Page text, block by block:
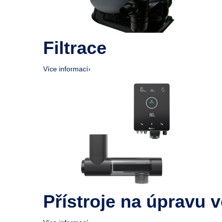
Filtrace
Více informací›
Přístroje na úpravu